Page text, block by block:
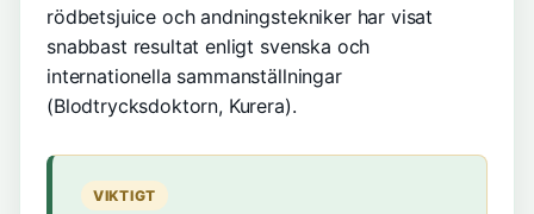
rödbetsjuice och andningstekniker har visat
snabbast resultat enligt svenska och
internationella sammanställningar
(Blodtrycksdoktorn, Kurera).
VIKTIGT